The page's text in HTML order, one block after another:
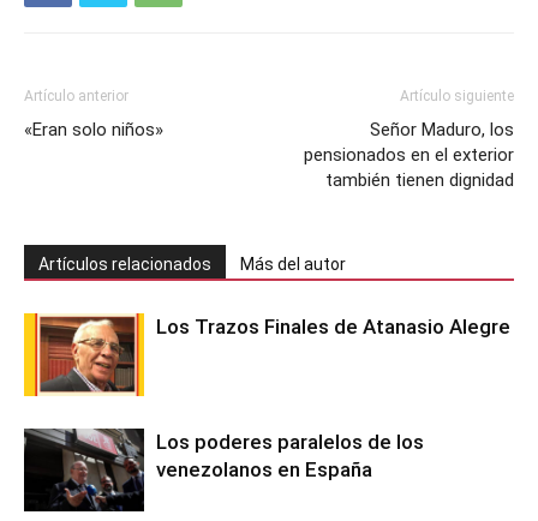
Artículo anterior
«Eran solo niños»
Artículo siguiente
Señor Maduro, los
pensionados en el exterior
también tienen dignidad
Artículos relacionados Más del autor
Los Trazos Finales de Atanasio Alegre
Los poderes paralelos de los
venezolanos en España